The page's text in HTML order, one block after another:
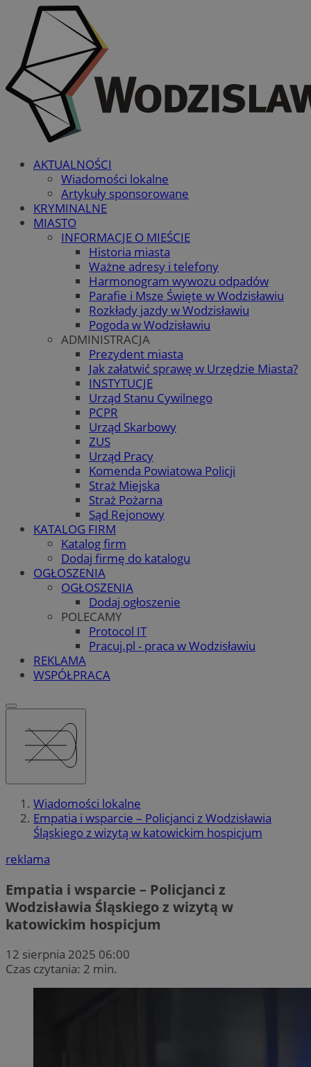
AKTUALNOŚCI
Wiadomości lokalne
Artykuły sponsorowane
KRYMINALNE
MIASTO
INFORMACJE O MIEŚCIE
Historia miasta
Ważne adresy i telefony
Harmonogram wywozu odpadów
Parafie i Msze Święte w Wodzisławiu
Rozkłady jazdy w Wodzisławiu
Pogoda w Wodzisławiu
ADMINISTRACJA
Prezydent miasta
Jak załatwić sprawę w Urzędzie Miasta?
INSTYTUCJE
Urząd Stanu Cywilnego
PCPR
Urząd Skarbowy
ZUS
Urząd Pracy
Komenda Powiatowa Policji
Straż Miejska
Straż Pożarna
Sąd Rejonowy
KATALOG FIRM
Katalog firm
Dodaj firmę do katalogu
OGŁOSZENIA
OGŁOSZENIA
Dodaj ogłoszenie
POLECAMY
Protocol IT
Pracuj.pl - praca w Wodzisławiu
REKLAMA
WSPÓŁPRACA
Wiadomości lokalne
Empatia i wsparcie – Policjanci z Wodzisławia
Śląskiego z wizytą w katowickim hospicjum
reklama
Empatia i wsparcie – Policjanci z
Wodzisławia Śląskiego z wizytą w
katowickim hospicjum
12 sierpnia 2025 06:00
Czas czytania: 2 min.